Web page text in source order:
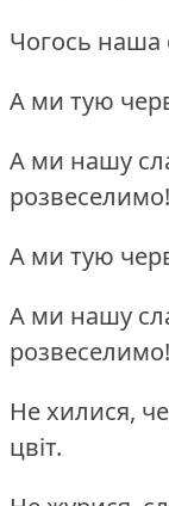
Чогось наша
А ми тую
А ми нашу
розвеселимо!
А ми тую
А ми нашу
розвеселимо!
Не хилися,
цвіт.